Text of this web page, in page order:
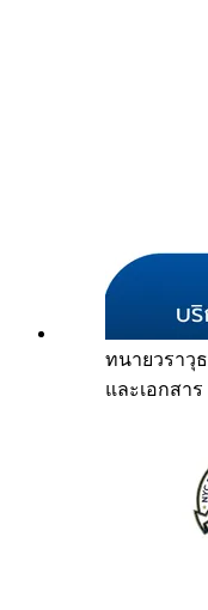
ทนายวราวุธ
และเอกสาร